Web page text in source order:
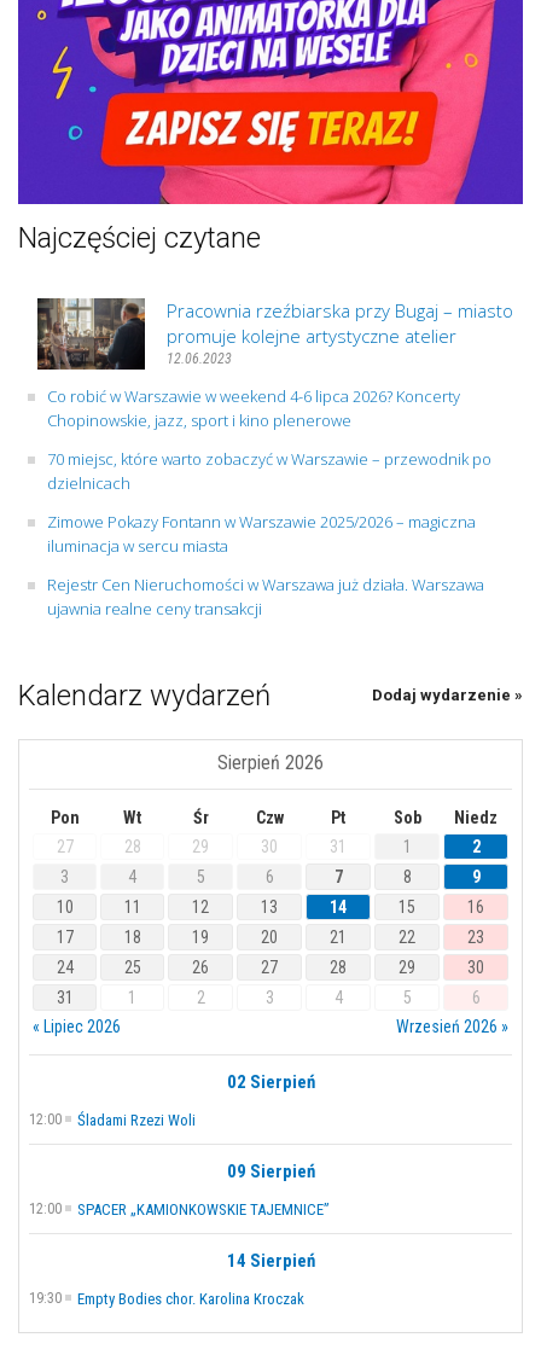
Najczęściej czytane
Pracownia rzeźbiarska przy Bugaj – miasto
promuje kolejne artystyczne atelier
12.06.2023
Co robić w Warszawie w weekend 4-6 lipca 2026? Koncerty
Chopinowskie, jazz, sport i kino plenerowe
70 miejsc, które warto zobaczyć w Warszawie – przewodnik po
dzielnicach
Zimowe Pokazy Fontann w Warszawie 2025/2026 – magiczna
iluminacja w sercu miasta
Rejestr Cen Nieruchomości w Warszawa już działa. Warszawa
ujawnia realne ceny transakcji
Kalendarz wydarzeń Dodaj wydarzenie »
Sierpień 2026
Pon Wt Śr Czw Pt Sob
Niedz
27
28 29 30 31 1
2
3
4 5 6 7 8
9
10
11 12 13 14 15
16
17
18 19 20 21 22
23
24
25 26 27 28 29
30
31
1 2 3 4 5
6
« Lipiec 2026
Wrzesień 2026 »
02 Sierpień
12:00 Śladami Rzezi Woli
09 Sierpień
12:00 SPACER „KAMIONKOWSKIE TAJEMNICE”
14 Sierpień
19:30 Empty Bodies chor. Karolina Kroczak